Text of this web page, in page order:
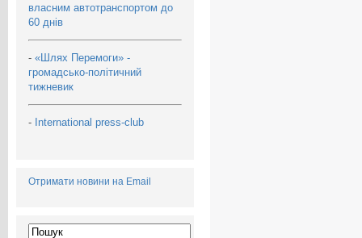
власним автотранспортом до
60 днів
- «Шлях Перемоги» -
громадсько-політичний
тижневик
- International press-club
Отримати новини на Email